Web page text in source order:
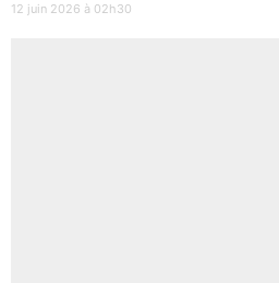
12 juin 2026 à 02h30